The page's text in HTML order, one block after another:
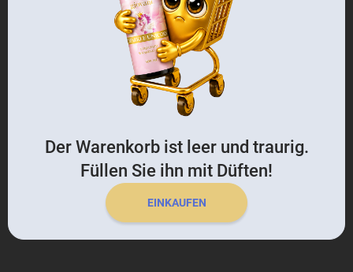
Der Warenkorb ist leer und traurig.
Füllen Sie ihn mit Düften!
EINKAUFEN